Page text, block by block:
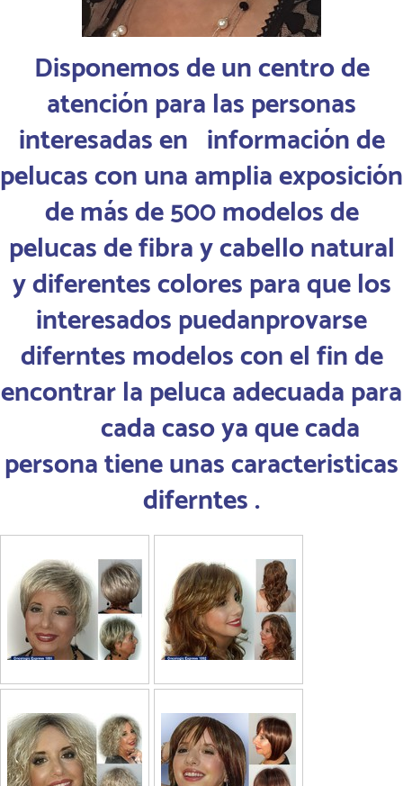
Disponemos de un centro de
atención para las personas
interesadas en información de
pelucas con una amplia exposición
de más de 500 modelos de
pelucas de fibra y cabello natural
y diferentes colores para que los
interesados puedanprovarse
diferntes modelos con el fin de
encontrar la peluca adecuada para
cada caso ya que cada
persona tiene unas caracteristicas
diferntes .